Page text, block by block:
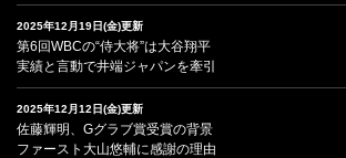
2025年12月19日(金)更新
第6回WBCの“侍大将”は大谷翔平
実績と言動で井端ジャパンを牽引
2025年12月12日(金)更新
佐藤輝明、Gグラブ賞受賞の背景
ファースト大山悠輔に感謝の理由